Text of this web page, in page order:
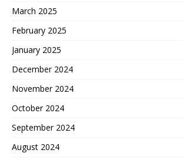
March 2025
February 2025
January 2025
December 2024
November 2024
October 2024
September 2024
August 2024